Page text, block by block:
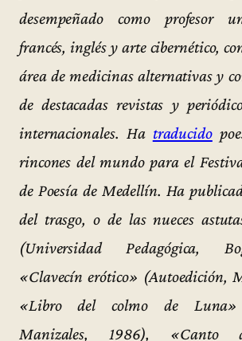
desempeñado como profesor
francés, inglés y arte cibernético,
área de medicinas alternativas y
de destacadas revistas y
internacionales. Ha traducido
rincones del mundo para el
de Poesía de Medellín. Ha
del trasgo, o de las nueces
(Universidad Pedagógica,
«Clavecín erótico» (Autoedición,
«Libro del colmo de Luna»
Manizales, 1986), «Canto